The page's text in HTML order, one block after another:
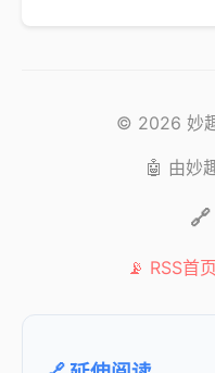
© 2026 妙
🤖 由妙
📡 RSS首页